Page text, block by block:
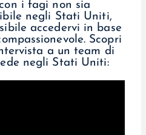
i fagi non sia
negli Stati Uniti,
accedervi in base
Scopri
a un team di
negli Stati Uniti: